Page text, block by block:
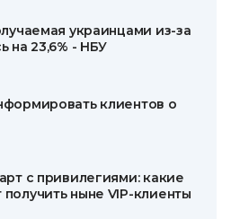
украинцами из-за
на 23,6% - НБУ
клиентов о
с привилегиями: какие
ныне VIP-клиенты